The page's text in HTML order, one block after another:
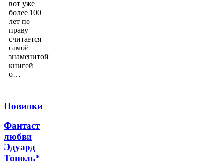
вот уже
более 100
лет по
праву
считается
самой
знаменитой
книгой
о…
Новинки
Фантаст
любви
Эдуард
Тополь*